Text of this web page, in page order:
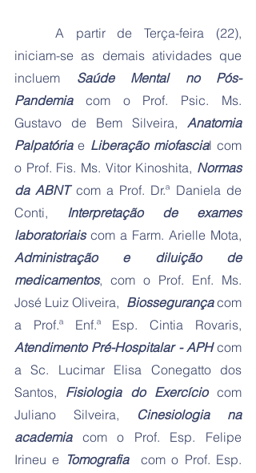
iniciam-se as demais atividades que
incluem Saúde Mental no Pós-
Pandemia com o Prof. Psic. Ms.
Gustavo de Bem Silveira, Anatomia
Palpatória e Liberação miofascial com
o Prof. Fis. Ms. Vitor Kinoshita, Normas
da ABNT com a Prof. Dr.ª Daniela de
Conti, Interpretação de exames
laboratoriais
Administração e diluição de
medicamentos, com o Prof. Enf. Ms.
José Luiz Oliveira, Biossegurança com
Atendimento Pré-Hospitalar - APH com
a Sc. Lucimar Elisa Conegatto dos
Santos, Fisiologia do Exercício com
Juliano Silveira, Cinesiologia na
academia com o Prof. Esp. Felipe
Irineu e Tomografia
  com o Prof. Esp.